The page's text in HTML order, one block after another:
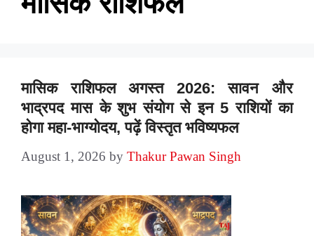
मासिक राशिफल अगस्त 2026: सावन और
भाद्रपद मास के शुभ संयोग से इन 5 राशियों का
होगा महा-भाग्योदय, पढ़ें विस्तृत भविष्यफल
August 1, 2026 by Thakur Pawan Singh